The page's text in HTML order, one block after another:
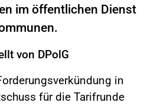
im öffentlichen Dienst
von DPolG
in
für die Tarifrunde